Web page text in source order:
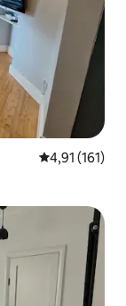
prosječna
4,91 (161)